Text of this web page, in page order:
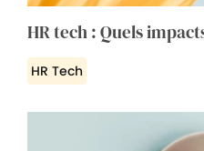
HR tech : Quels
HR Tech